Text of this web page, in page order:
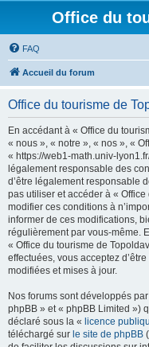
Office du
FAQ
Accueil du forum
Office du tourisme de
En accédant à « Office du
« nous », « notre », « nos », «
« https://web1-math.univ-
légalement responsable des
d’être légalement responsable
pas utiliser et accéder à «
modifier ces conditions à
informer de ces modifications,
régulièrement par vous-même.
« Office du tourisme de
effectuées, vous acceptez
modifiées et mises à jour.
Nos forums sont développés
phpBB » et « phpBB Limited »)
déclaré sous la « licence
téléchargé sur le site de phpBB